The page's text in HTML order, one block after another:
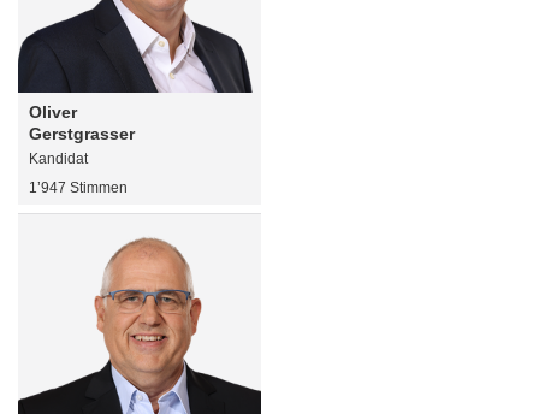
Oliver
Gerstgrasser
Kandidat
1’947 Stimmen